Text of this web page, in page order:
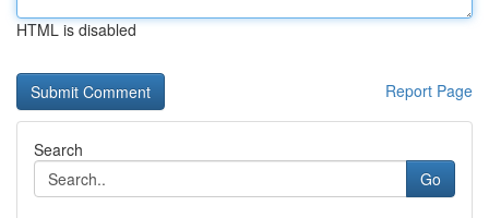
HTML is disabled
Report Page
Search
Go